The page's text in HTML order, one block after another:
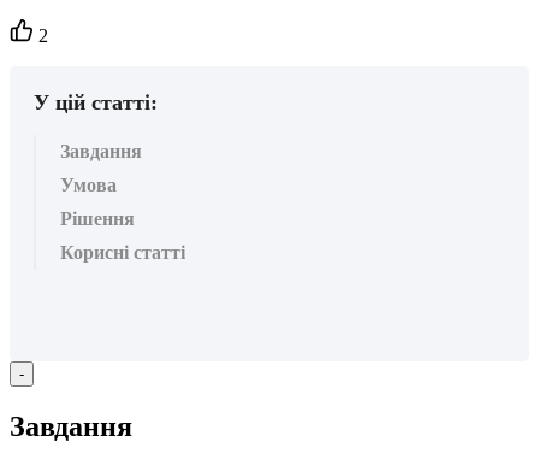
Кількість
вподобайок:
2
У цій статті:
Завдання
Умова
Рішення
Корисні статті
-
Завдання